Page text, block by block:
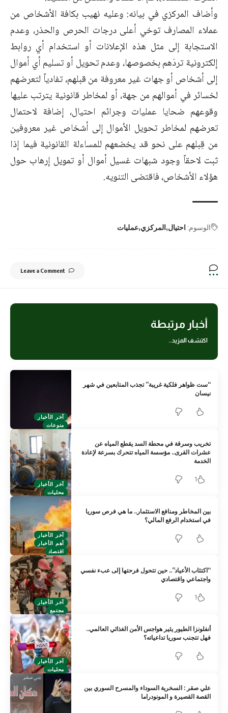
وأضاف المركزي في بيانه: وعليه نهيب بكافة الأشخاص من
عملاء المصارف توخي أعلى درجات الحرص والحذر، وعدم
الاستجابة إلى مثل هذه الإعلانات أو استخدام أي روابط
إلكترونية تردَهم بخصوصها، وعدم تحويل أو تسليم أي أموال
إلى أشخاص أو جهات غير معروفة من قبلهم، تفادياً لتعرضهم
لخسائر في أموالهم من جهة، أو لمخاطر قانونية يترتب عليها
وقوعهم ضحايا عمليات وجرائم احتيال، إضافة لاحتمال
تعرضهم لمخاطر تحويل الأموال إلى أشخاص غير معروفين
من قِبلهم على نحو قد يخضعهم للمساءلة القانونية فيما إذا
ثبت لاحقاً وجود شبهات غسيل أموال أو تمويل إرهاب حول
هؤلاء الأشخاص، فاقتضى التنويه.
الوسوم: احتيال المركزي عمليات
Leave a Comment
أخبار مرتبطة
اكتشف المزيد..
آخر الأخبار
منوعات
“ست ظواهر فلكية غريبة” تجذب المتابعين في شهر
نيسان
آخر الأخبار
محليات
تخريب وسرقة في محطة السد يقطع المياه عن
عشرات القرى.. مؤسسة المياه تتحرك بسرعة لإعادة
الخدمة
1
آخر الأخبار
أهم الأخبار
اقتصاد
بين المخاطر ومنافع الاستثمار.. ما هي فرص سوريا
في استخدام الرفع المالي؟
آخر الأخبار
مجتمع
“اكتئاب الأعياد”.. حين تتحول فرحتها إلى عبء نفسي
واجتماعي واقتصادي
1
آخر الأخبار
محليات
أنفلونزا الطيور يثير هواجس الأمن الغذائي العالمي..
فهل تتجنب سوريا تداعياته؟
علي صقر : السخرية السوداء والمسرح السوري بين
القصة القصيرة و المونودراما